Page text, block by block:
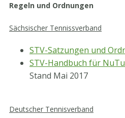
Regeln und Ordnungen
Sächsischer Tennissverband
STV-Satzungen und
STV-Handbuch für
Stand Mai 2017
Deutscher Tennisverband